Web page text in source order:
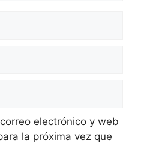
electrónico y web
la próxima vez que